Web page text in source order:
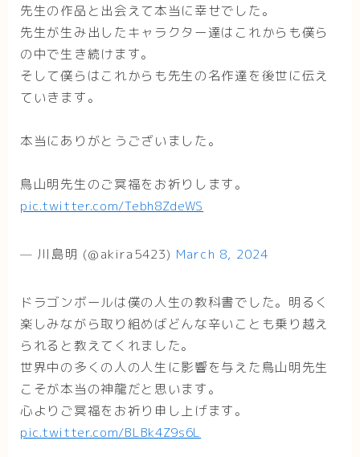
先生の作品と出会えて本当に幸せでした。
先生が生み出したキャラクター達はこれからも僕ら
の中で生き続けます。
そして僕らはこれからも先生の名作達を後世に伝え
ていきます。
本当にありがとうございました。
鳥山明先生のご冥福をお祈りします。
pic.twitter.com/Tebh8ZdeWS
— 川島明 (@akira5423) March 8, 2024
ドラゴンボールは僕の人生の教科書でした。明るく
楽しみながら取り組めばどんな辛いことも乗り越え
られると教えてくれました。
世界中の多くの人の人生に影響を与えた鳥山明先生
こそが本当の神龍だと思います。
心よりご冥福をお祈り申し上げます。
pic.twitter.com/BLBk4Z9s6L